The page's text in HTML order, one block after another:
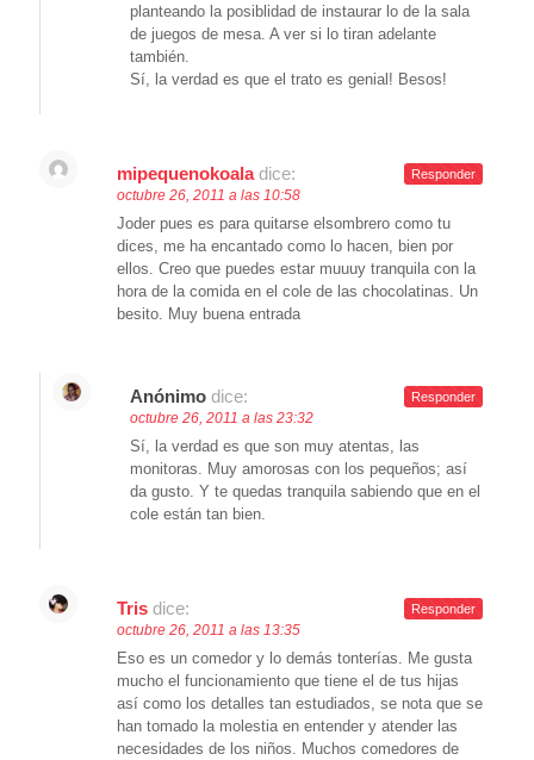
planteando la posiblidad de instaurar lo de la sala
de juegos de mesa. A ver si lo tiran adelante
también.
Sí, la verdad es que el trato es genial! Besos!
mipequenokoala dice:
octubre 26, 2011 a las 10:58
Joder pues es para quitarse elsombrero como tu
dices, me ha encantado como lo hacen, bien por
ellos. Creo que puedes estar muuuy tranquila con la
hora de la comida en el cole de las chocolatinas. Un
besito. Muy buena entrada
Responder
Anónimo dice:
octubre 26, 2011 a las 23:32
Sí, la verdad es que son muy atentas, las
monitoras. Muy amorosas con los pequeños; así
da gusto. Y te quedas tranquila sabiendo que en el
cole están tan bien.
Responder
Tris dice:
octubre 26, 2011 a las 13:35
Eso es un comedor y lo demás tonterías. Me gusta
mucho el funcionamiento que tiene el de tus hijas
así como los detalles tan estudiados, se nota que se
han tomado la molestia en entender y atender las
necesidades de los niños. Muchos comedores de
Responder